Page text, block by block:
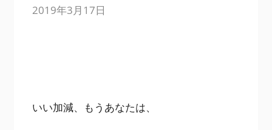
2019年3月17日
いい加減、もうあなたは、